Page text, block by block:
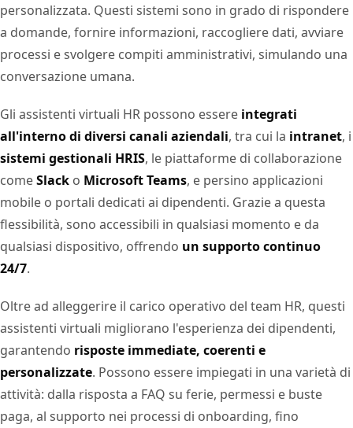
personalizzata. Questi sistemi sono in grado di rispondere
a domande, fornire informazioni, raccogliere dati, avviare
processi e svolgere compiti amministrativi, simulando una
conversazione umana.
Gli assistenti virtuali HR possono essere integrati
all'interno di diversi canali aziendali, tra cui la intranet, i
sistemi gestionali HRIS, le piattaforme di collaborazione
comeSlack o Microsoft Teams, e persino applicazioni
mobile o portali dedicati ai dipendenti. Grazie a questa
flessibilità, sono accessibili in qualsiasi momento e da
qualsiasi dispositivo, offrendo un supporto continuo
24/7.
Oltre ad alleggerire il carico operativo del team HR, questi
assistenti virtuali migliorano l'esperienza dei dipendenti,
garantendo risposte immediate, coerenti e
personalizzate. Possono essere impiegati in una varietà di
attività: dalla risposta a FAQ su ferie, permessi e buste
paga, al supporto nei processi di onboarding, fino